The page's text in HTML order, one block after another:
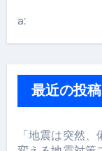
a:
最近の投稿
「地震は突然